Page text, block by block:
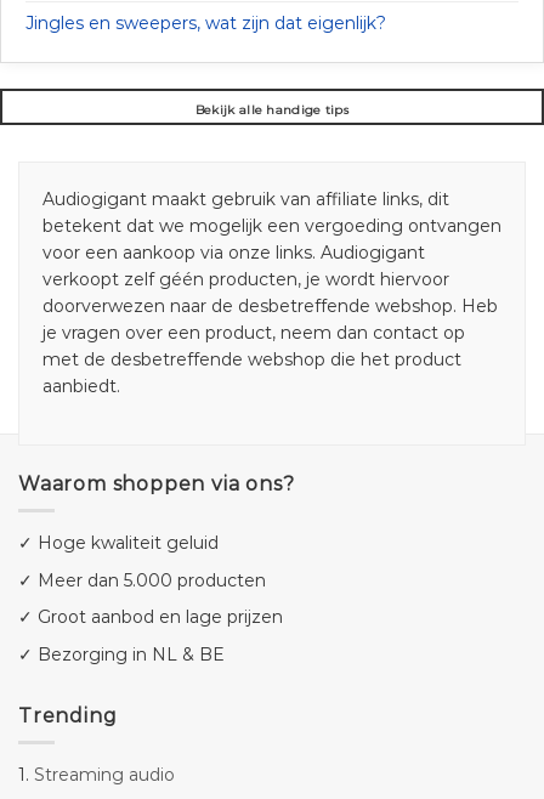
Jingles en sweepers, wat zijn dat eigenlijk?
Bekijk alle handige tips
Audiogigant maakt gebruik van affiliate links, dit
betekent dat we mogelijk een vergoeding ontvangen
voor een aankoop via onze links. Audiogigant
verkoopt zelf géén producten, je wordt hiervoor
doorverwezen naar de desbetreffende webshop. Heb
je vragen over een product, neem dan contact op
met de desbetreffende webshop die het product
aanbiedt.
Waarom shoppen via ons?
✓ Hoge kwaliteit geluid
✓ Meer dan 5.000 producten
✓ Groot aanbod en lage prijzen
✓ Bezorging in NL & BE
Trending
1. Streaming audio